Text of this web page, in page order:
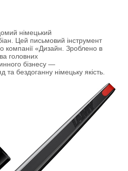
німецький
Цей письмовий інструмент
компанії «Дизайн. Зроблено в
головних
бізнесу —
та бездоганну німецьку якість.